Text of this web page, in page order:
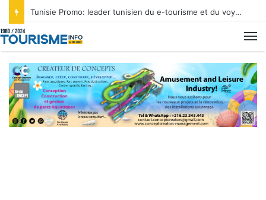
Tunisie Promo: leader tunisien du e-tourisme et du voyage sur mesure